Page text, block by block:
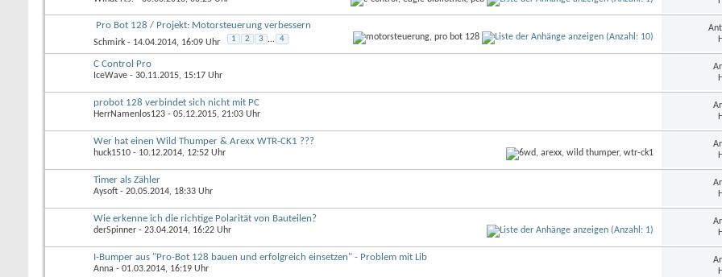
Pro Bot 128 / Projekt: Motorsteuerung verbessern
Schmirk - 14.04.2014, 16:09 Uhr 1 2 3 ... 4
C Control Pro
IceWave - 30.11.2015, 15:17 Uhr
probot 128 verbindet sich nicht mit PC
HerrNamenlos123 - 05.12.2015, 21:03 Uhr
Wer hat einen Wild Thumper & Arexx WTR-CK1 ???
huck1510 - 10.12.2014, 12:52 Uhr
Timer als Zähler
Aysoft - 20.05.2014, 18:33 Uhr
Wie erkenne ich die richtige Polarität von Bauteilen?
derSpinner - 23.04.2014, 16:22 Uhr
I-Bumper aus "Pro-Bot 128 bauen und erfolgreich einsetzen" - Problem mit Lib
Anna - 01.03.2014, 16:19 Uhr